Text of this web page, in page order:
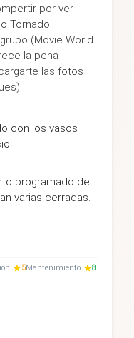
por ver
Tornado.
(Movie World
la pena
las fotos
con los vasos
programado de
varias cerradas.
5Mantenimiento
8